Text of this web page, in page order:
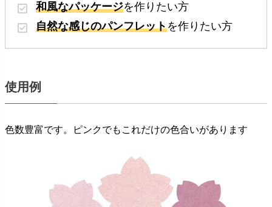
和風なパッケージを作りたい方
自然な感じのパンフレットを作りたい方
使用例
色数豊富です。ピンクでもこれだけの色合いがあります